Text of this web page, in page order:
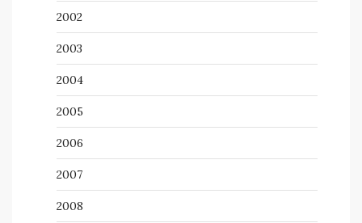
2002
2003
2004
2005
2006
2007
2008